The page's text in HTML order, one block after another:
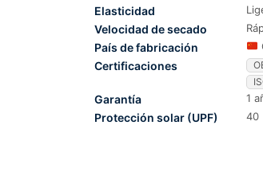
Elasticidad
Velocidad de secado
País de fabricación
Certificaciones
Garantía 1
Protección solar (UPF) 40